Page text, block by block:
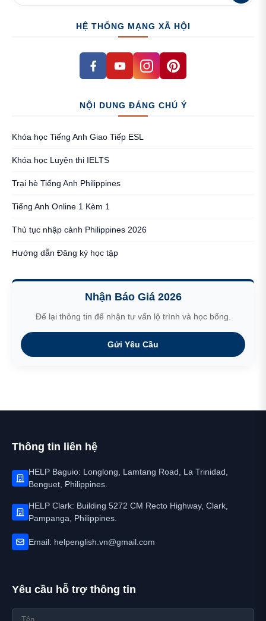
HỆ THỐNG MẠNG XÃ HỘI
NỘI DUNG ĐÁNG CHÚ Ý
Khóa học Tiếng Anh Giao Tiếp ESL
Khóa học Luyện thi IELTS
Trại hè Tiếng Anh Philippines
Tiếng Anh Online 1 Kèm 1
Thủ tục nhập cảnh Philippines 2026
Hướng dẫn Đăng ký học tập
Nhận Báo Giá 2026
Để lại thông tin để nhận tư vấn lộ trình và học bổng.
Gửi Yêu Cầu
Thông tin liên hệ
HELP Baguio: Longlong, Lamtang Road, La Trinidad,
Benguet, Philippines.
HELP Clark: Building 5272 CM Recto Highway, Clark,
Pampanga, Philippines.
Email: helpenglish.vn@gmail.com
Yêu cầu hỗ trợ thông tin